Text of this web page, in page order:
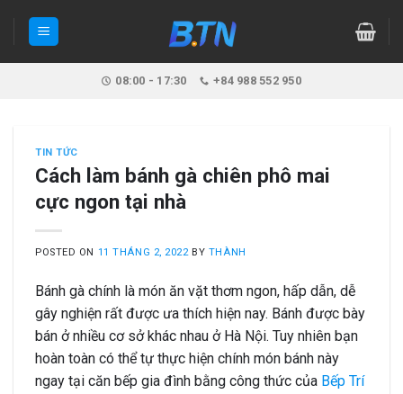
08:00 - 17:30 +84 988 552 950
TIN TỨC
Cách làm bánh gà chiên phô mai
cực ngon tại nhà
POSTED ON 11 THÁNG 2, 2022 BY THÀNH
Bánh gà chính là món ăn vặt thơm ngon, hấp dẫn, dễ
gây nghiện rất được ưa thích hiện nay. Bánh được bày
bán ở nhiều cơ sở khác nhau ở Hà Nội. Tuy nhiên bạn
hoàn toàn có thể tự thực hiện chính món bánh này
ngay tại căn bếp gia đình bằng công thức của Bếp Trí